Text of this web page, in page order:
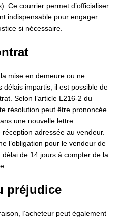
Ce courrier permet d’officialiser
indispensable pour engager
si nécessaire.
mise en demeure ou ne
délais impartis, il est possible de
Selon l’article L216-2 du
résolution peut être prononcée
une nouvelle lettre
adressée au vendeur.
l’obligation pour le vendeur de
de 14 jours à compter de la
préjudice
l’acheteur peut également